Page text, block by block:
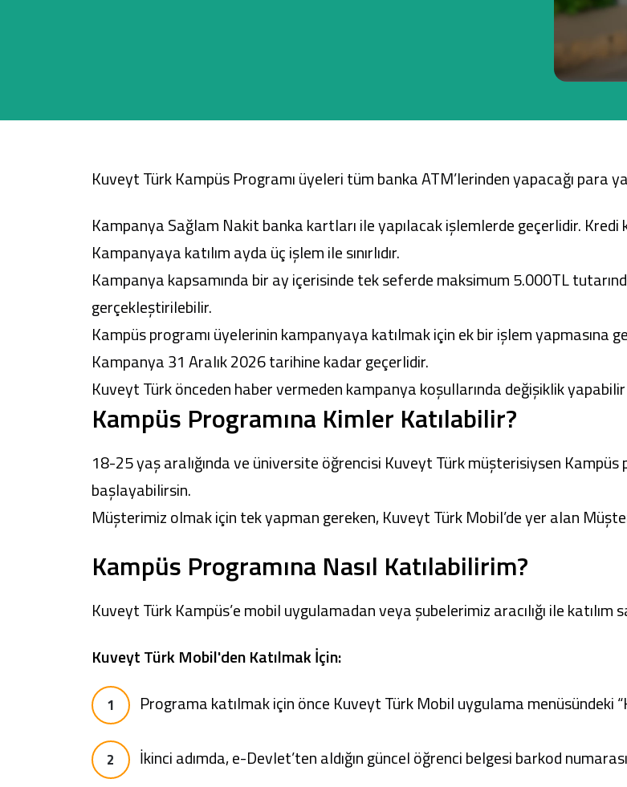
Araç Finansmanı Tarım Finansmanı
Kuveyt Türk Kampüs Programı üyeleritüm banka ATM’lerinden yapacağı para
Kampanya Sağlam Nakit banka kartları ile yapılacak işlemlerde geçerlidir.
Kampanyaya katılım ayda üç işlem ile sınırlıdır.
Kampanya kapsamında bir ay içerisinde tek seferde maksimum 5.000TL
gerçekleştirilebilir.
Kampüs programı üyelerinin kampanyaya katılmak için ek bir işlem yapmasına
Kampanya 31 Aralık 2026 tarihine kadar geçerlidir.
Kuveyt Türk önceden haber vermeden kampanya koşullarında değişiklik
Kampüs Programına Kimler Katılabilir?
18-25 yaş aralığında ve üniversite öğrencisi Kuveyt Türk müşterisiysen
başlayabilirsin.
Müşterimiz olmak için tek yapman gereken,Kuveyt Türk Mobil’deyer alan
Kampüs Programına Nasıl Katılabilirim?
Kuveyt Türk Kampüs’e mobil uygulamadan veya şubelerimiz aracılığı ile katılım
Kuveyt Türk Mobil'den Katılmak İçin:
Programa katılmak için önce Kuveyt Türk Mobiluygulama menüsündeki
İkinci adımda, e-Devlet’ten aldığın güncel öğrenci belgesi barkod